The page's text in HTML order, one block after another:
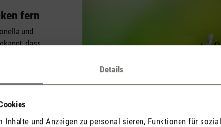
Details
Inhalte und Anzeigen zu personalisieren, Funktionen für
fern
und
dass